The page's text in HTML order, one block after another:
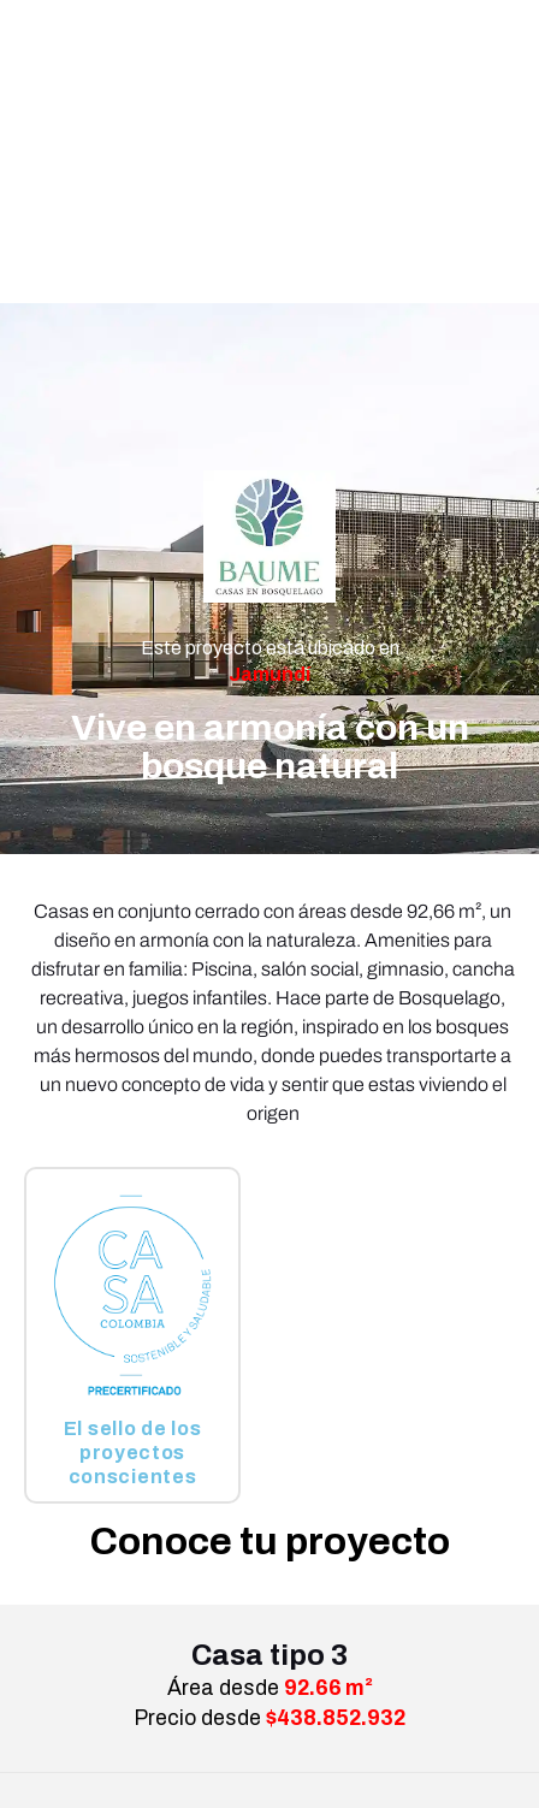
Este proyecto está ubicado en
Jamundí
Vive en armonía con un
bosque natural
Casas en conjunto cerrado con áreas desde 92,66 m², un
diseño en armonía con la naturaleza. Amenities para
disfrutar en familia: Piscina, salón social, gimnasio, cancha
recreativa, juegos infantiles. Hace parte de Bosquelago,
un desarrollo único en la región, inspirado en los bosques
más hermosos del mundo, donde puedes transportarte a
un nuevo concepto de vida y sentir que estas viviendo el
origen
El sello de los
proyectos
conscientes
Conoce tu proyecto
Casa tipo 3
Área desde 92.66 m²
Precio desde $438.852.932